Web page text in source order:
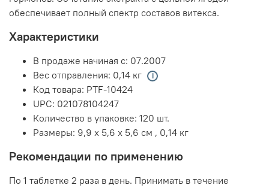
обеспечивает полный спектр составов витекса.
Характеристики
В продаже начиная с: 07.2007
Вес отправления: 0,14 кг
Код товара: PTF-10424
UPC: 021078104247
Количество в упаковке: 120 шт.
Размеры: 9,9 x 5,6 x 5,6 см , 0,14 кг
Рекомендации по применению
По 1 таблетке 2 раза в день. Принимать в течение